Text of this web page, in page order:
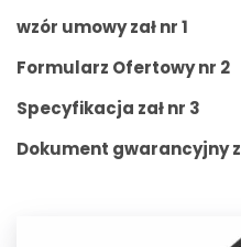
wzór umowy zał nr 1
Formularz Ofertowy nr 2
Specyfikacja zał nr 3
Dokument gwarancyjny